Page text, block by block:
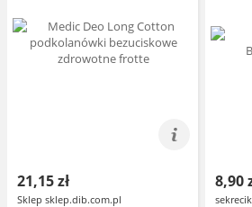
21,15 zł
Sklep sklep.dib.com.pl
8,90
sekrecik